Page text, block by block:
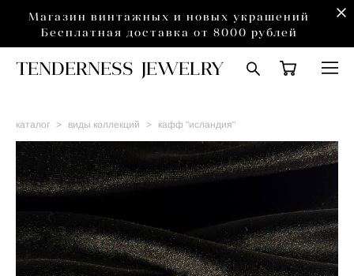
Магазин винтажных и новых украшений
Бесплатная доставка от 8000 рублей
TENDERNESS JEWELRY
каталог > виды коллекций > кафф "исландия"